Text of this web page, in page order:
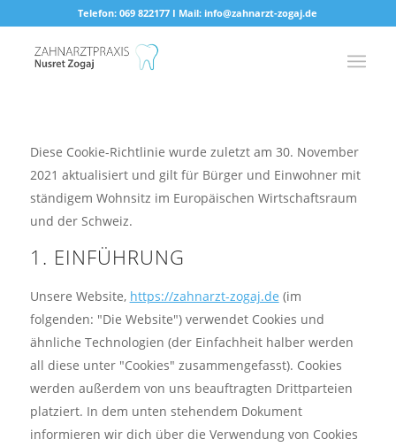
Telefon: 069 822177 I Mail: info@zahnarzt-zogaj.de
Diese Cookie-Richtlinie wurde zuletzt am 30. November
2021 aktualisiert und gilt für Bürger und Einwohner mit
ständigem Wohnsitz im Europäischen Wirtschaftsraum
und der Schweiz.
1. EINFÜHRUNG
Unsere Website, https://zahnarzt-zogaj.de (im
folgenden: "Die Website") verwendet Cookies und
ähnliche Technologien (der Einfachheit halber werden
all diese unter "Cookies" zusammengefasst). Cookies
werden außerdem von uns beauftragten Drittparteien
platziert. In dem unten stehendem Dokument
informieren wir dich über die Verwendung von Cookies